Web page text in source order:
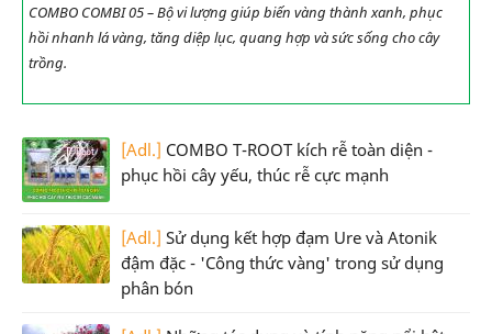
COMBO COMBI 05 – Bộ vi lượng giúp biến vàng thành xanh, phục
hồi nhanh lá vàng, tăng diệp lục, quang hợp và sức sống cho cây
trồng.
[Adl.] COMBO T-ROOT kích rễ toàn diện -
phục hồi cây yếu, thúc rễ cực mạnh
[Adl.] Sử dụng kết hợp đạm Ure và Atonik
đậm đặc - 'Công thức vàng' trong sử dụng
phân bón